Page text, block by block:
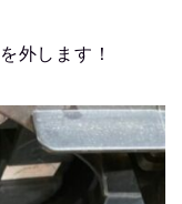
を外します！